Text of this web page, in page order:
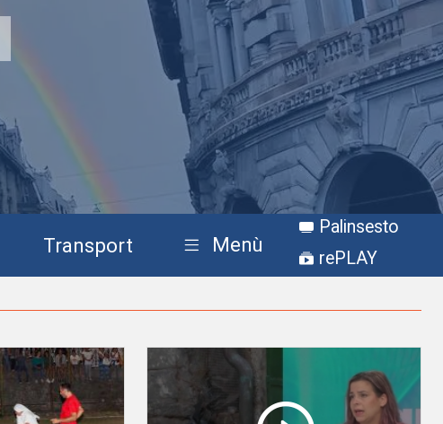
Transport Menù
Palinsesto
rePLAY